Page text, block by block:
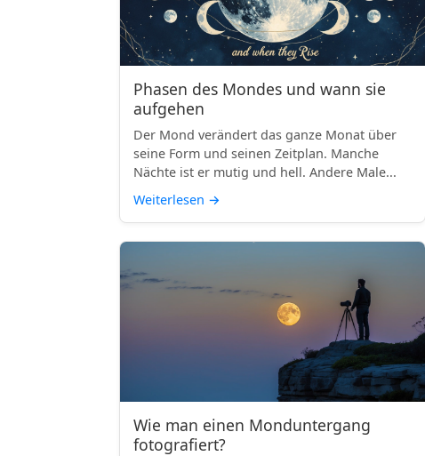
Phasen des Mondes und wann sie
aufgehen
Der Mond verändert das ganze Monat über
seine Form und seinen Zeitplan. Manche
Nächte ist er mutig und hell. Andere Male...
Weiterlesen →
Wie man einen Monduntergang
fotografiert?